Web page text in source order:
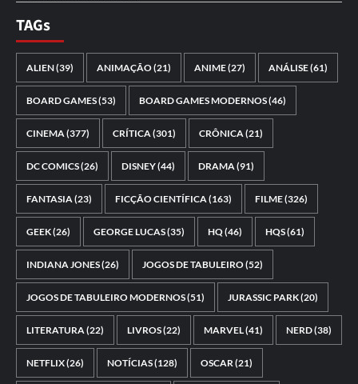
TAGs
ALIEN(39) ANIMAÇÃO(21) ANIME(27) ANÁLISE(61)
BOARD GAMES(53) BOARD GAMES MODERNOS(46)
CINEMA(377) CRÍTICA(301) CRÔNICA(21)
DC COMICS(26) DISNEY(44) DRAMA(91)
FANTASIA(23) FICÇÃO CIENTÍFICA(163) FILME(326)
GEEK(26) GEORGE LUCAS(35) HQ(46) HQS(61)
INDIANA JONES(26) JOGOS DE TABULEIRO(52)
JOGOS DE TABULEIRO MODERNOS(51) JURASSIC PARK(20)
LITERATURA(22) LIVROS(22) MARVEL(41) NERD(38)
NETFLIX(26) NOTÍCIAS(128) OSCAR(21)